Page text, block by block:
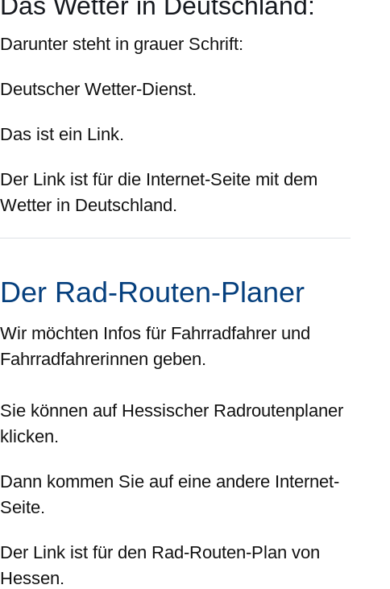
Darunter steht in grauer Schrift:
Deutscher Wetter-Dienst.
Das ist ein Link.
Der Link ist für die Internet-Seite mit dem
Wetter in Deutschland.
Der Rad-Routen-Planer
Wir möchten Infos für Fahrradfahrer und
Fahrradfahrerinnen geben.
Sie können auf Hessischer Radroutenplaner
klicken.
Dann kommen Sie auf eine andere Internet-
Seite.
Der Link ist für den Rad-Routen-Plan von
Hessen.